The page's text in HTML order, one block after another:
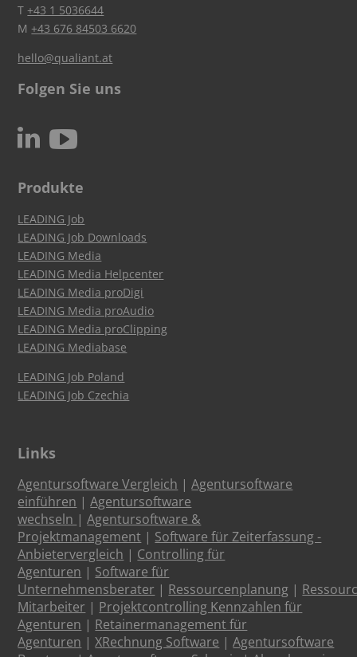
T+43 1 5036644
M+43 676 84503 6620
hello@qualiant.at
Folgen Sie uns
N c
Produkte
LEADING Job
LEADING Job Downloads
LEADING Media
LEADING Media Helpcenter
LEADING Media proDigi
LEADING Media proAudio
LEADING Media proClipping
LEADING Mediabase
LEADING Job Poland
LEADING Job Czechia
Links
Agentursoftware Vergleich |Agentursoftware
einführen |Agentursoftware
wechseln |Agentursoftware &
Projektmanagement | Software für Zeiterfassung -
Anbietervergleich | Controlling für
Agenturen | Software für
Unternehmensberater | Ressourcenplanung |
Mitarbeiter | Projektcontrolling Kennzahlen für
Agenturen | Retainermanagement für
Agenturen |XRechnung Software |Agentursoftware